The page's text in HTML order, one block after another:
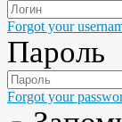
Forgot your
Пароль
Forgot your